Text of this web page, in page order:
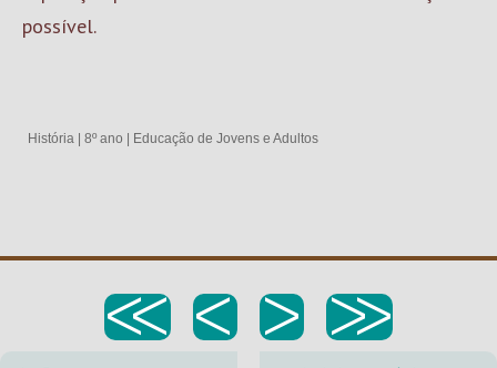
possível.
História 8º ano Educação de Jovens e Adultos
<< < > >>